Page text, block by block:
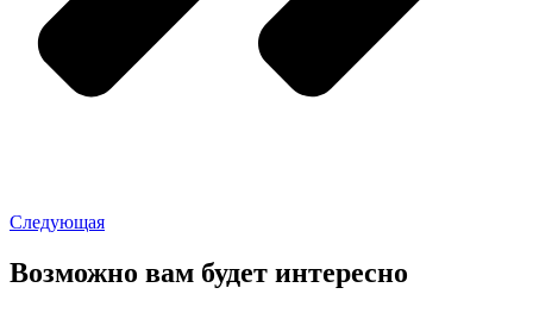
Следующая
Возможно вам будет интересно